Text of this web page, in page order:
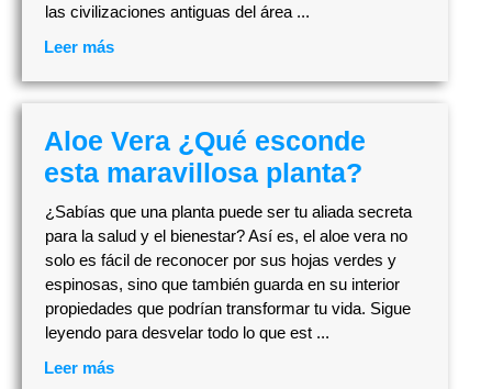
las civilizaciones antiguas del área ...
Leer más
Aloe Vera ¿Qué esconde
esta maravillosa planta?
¿Sabías que una planta puede ser tu aliada secreta
para la salud y el bienestar? Así es, el aloe vera no
solo es fácil de reconocer por sus hojas verdes y
espinosas, sino que también guarda en su interior
propiedades que podrían transformar tu vida. Sigue
leyendo para desvelar todo lo que est ...
Leer más